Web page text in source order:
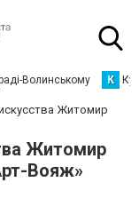
Волинському К
Житомир
Житомир
Вояж»